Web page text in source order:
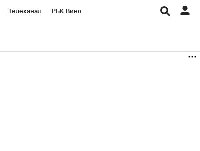
Телеканал РБК Вино